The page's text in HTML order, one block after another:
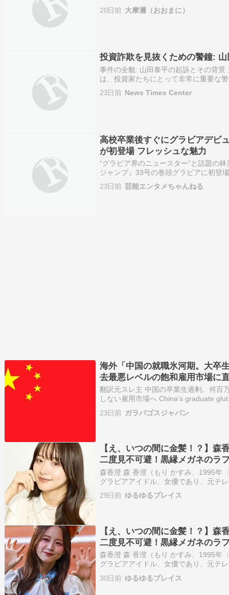
もですが２０数年前の話で詳細は忘れ
とがあってそれが、どのような障害に
20日前 大摩邇（おおまに）
投資詐欺を見抜くための警鐘:
事件の全貌: 山田泰平の起訴とその背
は、投資家たちにとって非常に重要な
AmaraCapitalの投資委員長として知ら
れていました。しかし、現在進行中の
23日前 News Times Center
高校卒業後すぐにグラビアデビ
が初登場 フレッシュな魅力
“グラビア界のニュースター”と話題の
ジャンプ』33号の巻頭グラビアに初登
ングジャンプ グラビアアイドル
23日前 芸能エンタメちゃんねる
海外「中国の就職氷河期。大卒
去最悪レベルの飽和雇用市場に
翻訳元スレ主 中国の卒業生過剰。何百
しない雇用市場へ China’s graduate
little use for them この時期、中国では
23日前 ガラパゴスジャパン
【え、いつの間に金髪！？】森
二度見不可避！黒縁メガネのラ
絶
森香澄 森 香澄（もり かすみ、1995年
グラビアアイドル、女優であり、元テ
seju（GROVE株式会社）所属。東京
女子大学現代教養学部人間科学科卒業
29日前 ゆるゆるプレイス
【え、いつの間に金髪！？】森
二度見不可避！黒縁メガネのラ
絶
森香澄 森 香澄（もり かすみ、1995年
グラビアアイドル、女優であり、元テ
seju（GROVE株式会社）所属。東京
女子大学現代教養学部人間科学科卒業
30日前 ゆるゆるプレイス